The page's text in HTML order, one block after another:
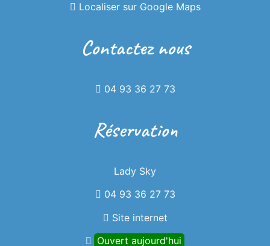
Localiser sur Google Maps
Contactez nous
04 93 36 27 73
Réservation
Lady Sky
04 93 36 27 73
Site internet
Ouvert aujourd'hui